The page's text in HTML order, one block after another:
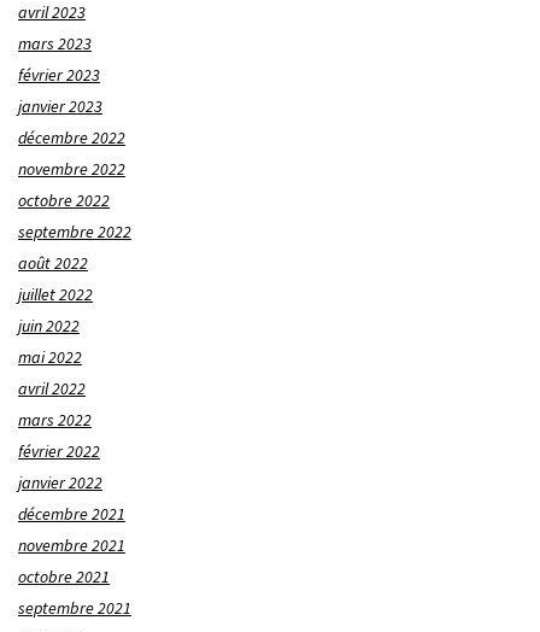
avril 2023
mars 2023
février 2023
janvier 2023
décembre 2022
novembre 2022
octobre 2022
septembre 2022
août 2022
juillet 2022
juin 2022
mai 2022
avril 2022
mars 2022
février 2022
janvier 2022
décembre 2021
novembre 2021
octobre 2021
septembre 2021